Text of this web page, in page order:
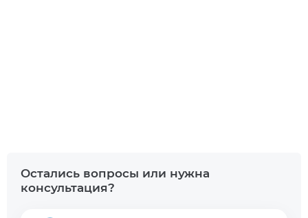
Остались вопросы или нужна
консультация?